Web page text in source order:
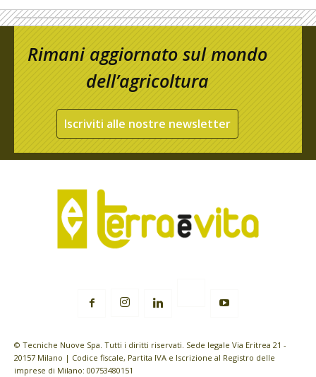
Rimani aggiornato sul mondo
dell’agricoltura
Iscriviti alle nostre newsletter
© Tecniche Nuove Spa. Tutti i diritti riservati. Sede legale Via Eritrea 21 -
20157 Milano | Codice fiscale, Partita IVA e Iscrizione al Registro delle
imprese di Milano: 00753480151